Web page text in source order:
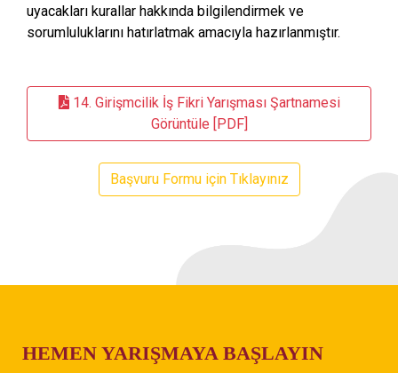
uyacakları kurallar hakkında bilgilendirmek ve
sorumluluklarını hatırlatmak amacıyla hazırlanmıştır.
14. Girişmcilik İş Fikri Yarışması Şartnamesi
Görüntüle [PDF]
Başvuru Formu için Tıklayınız
HEMEN YARIŞMAYA BAŞLAYIN